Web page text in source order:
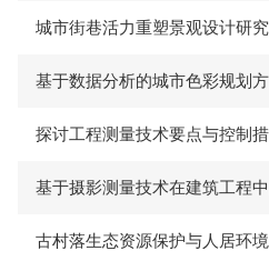
城市街巷活力重塑景观设计研究
基于数据分析的城市色彩规划
探讨工程测量技术要点与控制
基于摄影测量技术在建筑工程
古村落生态资源保护与人居环